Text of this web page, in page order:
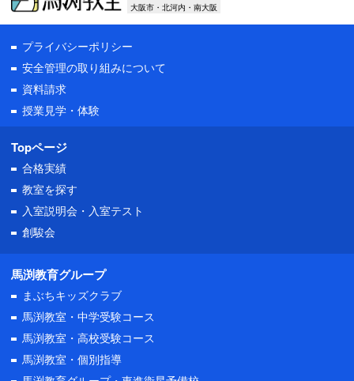
大阪市・北河内・南大阪
プライバシーポリシー
安全管理の取り組みについて
資料請求
授業見学・体験
Topページ
合格実績
教室を探す
入室説明会・ 入室テスト
創駿会
馬渕教育グループ
まぶちキッズクラブ
馬渕教室・中学受験コース
馬渕教室・高校受験コース
馬渕教室・個別指導